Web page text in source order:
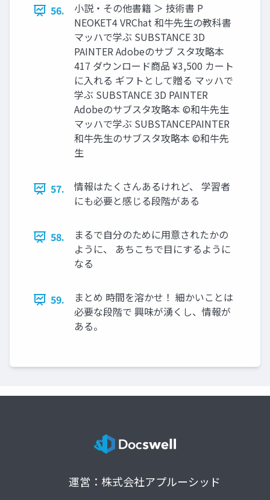
56.
小説・その他書籍 ＞ 技術書 P
NEOKET4 VRChat 和牛先生の教科書
マッハで学ぶ SUBSTANCE 3D
PAINTER Adobeのサブ スタ攻略本
417 ダウンロード商品 ¥3,500 カート
に入れる ギフトとして贈る マッハで
学ぶ SUBSTANCE 3D PAINTER
Adobeのサブスタ攻略本 ©和牛先生
マッハで学ぶ SUBSTANCEPAINTER
和牛先生のサブスタ攻略本 ©和牛先
生
57.
情報はたくさんあるけれど、 学習者
にも必要と感じる段階がある
58.
まるで自分のために用意されたかの
ように、 あちこちで目にするように
なる
59.
まとめ 時間を溶かせ！ 細かいことは
必要な段階で 興味が湧くし、情報が
ある。
運営：株式会社アプルーシッド